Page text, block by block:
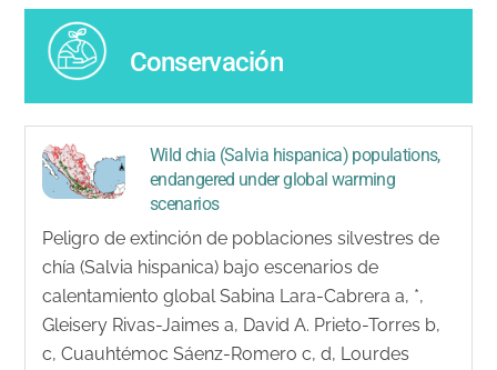
Conservación
Wild chia (Salvia hispanica) populations,
endangered under global warming
scenarios
Peligro de extinción de poblaciones silvestres de
chía (Salvia hispanica) bajo escenarios de
calentamiento global Sabina Lara-Cabrera a, *,
Gleisery Rivas-Jaimes a, David A. Prieto-Torres b,
c, Cuauhtémoc Sáenz-Romero c, d, Lourdes